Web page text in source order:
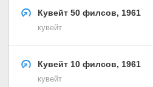
Кувейт 50 филсов, 1961
кувейт
Кувейт 10 филсов, 1961
кувейт